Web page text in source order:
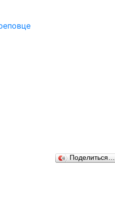
Поделиться…